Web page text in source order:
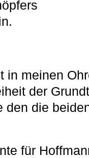
in meinen
der
den die
für